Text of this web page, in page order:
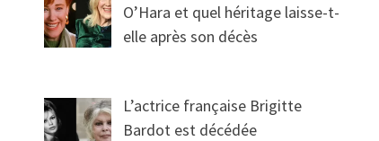
O’Hara et quel héritage laisse-t-
elle après son décès
L’actrice française Brigitte
Bardot est décédée